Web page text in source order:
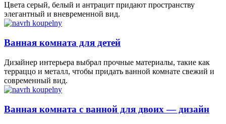
Цвета серый, белый и антрацит придают пространству
элегантный и вневременной вид.
Ванная комната для детей
Дизайнер интерьера выбрал прочные материалы, такие как
терраццо и металл, чтобы придать ванной комнате свежий и
современный вид.
Ванная комната с ванной для двоих — дизайн